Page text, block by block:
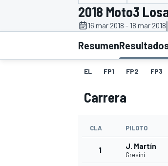
INDYCAR
2018 Moto3
16 mar 2018 - 18 mar 2018|
Resumen
EL FP1 FP2 FP3
Carrera
CLA PILOTO
1 J. Martín
Gresini